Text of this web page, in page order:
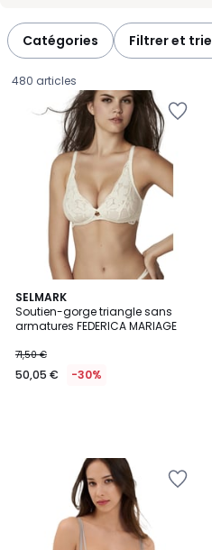
Catégories Filtrer et
480 articles
SELMARK
Soutien-gorge triangle sans
armatures FEDERICA MARIAGE
€
au
réduction
appliquée.
71,50 €
50,05 € -30%